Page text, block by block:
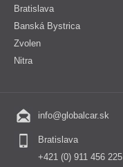
Bratislava
Banská Bystrica
Zvolen
Nitra
info@globalcar.sk
Bratislava
+421 (0) 911 456 225